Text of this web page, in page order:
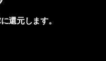
還元します。